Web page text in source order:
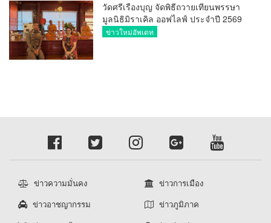
วัดศรีเรืองบุญ จัดพิธีถวายเทียนพรรษา
มูลนิธิมิราเคิล ออฟไลฟ์ ประจำปี 2569
พล.ต.ต.ศิริวัฒน์ ดีพอ ให้เกียรติเป็น
ข่าวใหม่อัพเดท
ข่าวความมั่นคง
ข่าวการเมือง
ข่าวอาชญากรรม
ข่าวภูมิภาค